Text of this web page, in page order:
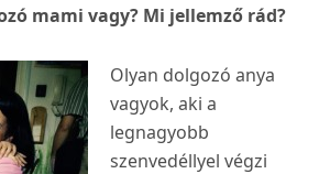
mami vagy? Mi jellemző rád?
Olyan dolgozó anya
vagyok, aki a
legnagyobb
szenvedéllyel végzi